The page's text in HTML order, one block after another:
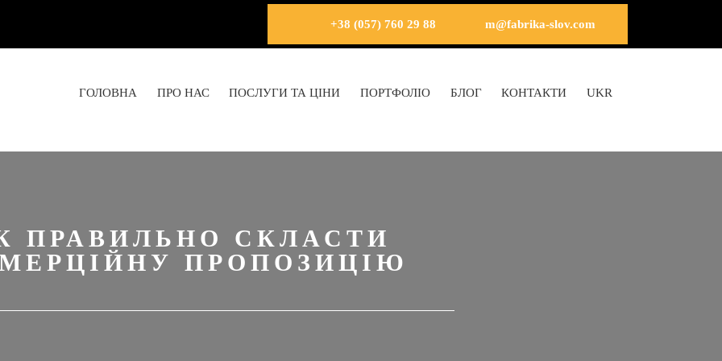
+38 (057) 760 29 88 m@fabrika-slov.com
ГОЛОВНА ПРО НАС ПОСЛУГИ ТА ЦІНИ ПОРТФОЛІО БЛОГ КОНТАКТИ UKR
ПРАВИЛЬНО СКЛАСТИ
ПРОПОЗИЦІЮ